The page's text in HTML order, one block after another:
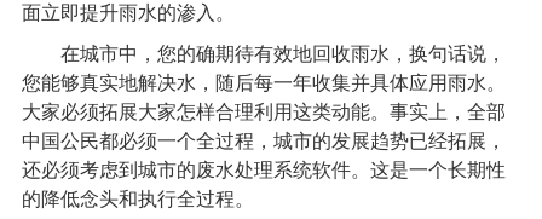
面立即提升雨水的渗入。
在城市中，您的确期待有效地回收雨水，换句话说，
您能够真实地解决水，随后每一年收集并具体应用雨水。
大家必须拓展大家怎样合理利用这类动能。事实上，全部
中国公民都必须一个全过程，城市的发展趋势已经拓展，
还必须考虑到城市的废水处理系统软件。这是一个长期性
的降低念头和执行全过程。